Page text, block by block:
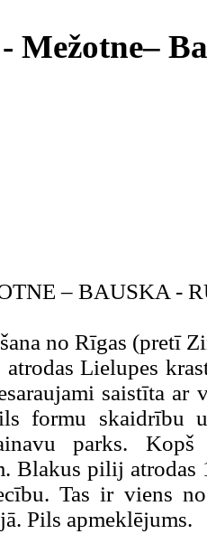
Mežotne–
– BAUSKA -
no Rīgas (pretī
Lielupes
saistīta
formu skaidrību
parks.
Blakus pilij atrodas
Tas ir viens
Pils apmeklējums.